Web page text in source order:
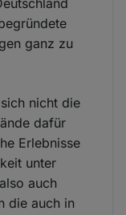
ganz zu
nicht die
dafür
Erlebnisse
unter
auch
die auch in